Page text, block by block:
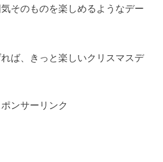
そのものを楽しめるようなデー
ば、きっと楽しいクリスマスデ
ポンサーリンク